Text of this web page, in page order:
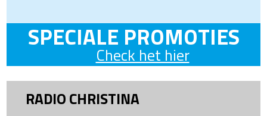
SPECIALE PROMOTIES
Check het hier
RADIO CHRISTINA